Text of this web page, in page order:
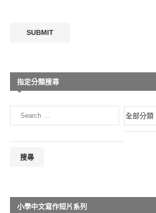
指定分類搜尋
小學中文寫作短片系列